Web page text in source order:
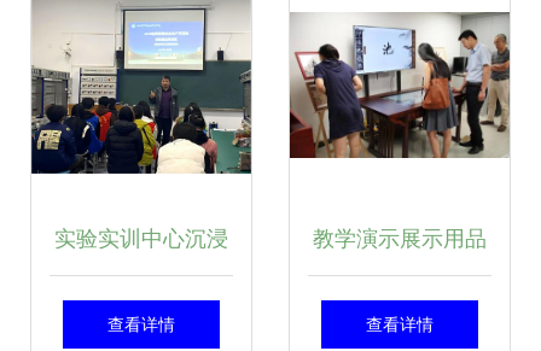
实验实训中心沉浸
式实验室安全培训
查看详情
教学演示展示用品
品牌大全 打造高效
查看详情